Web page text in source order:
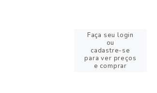
Faça seu login
ou
cadastre-se
para ver preços
e comprar